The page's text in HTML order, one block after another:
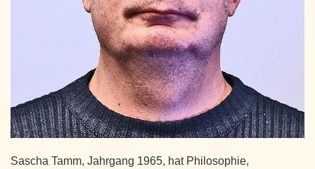
Sascha Tamm, Jahrgang 1965, hat Philosophie,